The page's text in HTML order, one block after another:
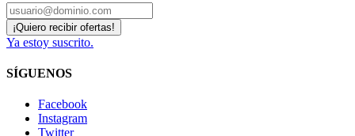
Ya estoy suscrito.
SÍGUENOS
Facebook
Instagram
Twitter